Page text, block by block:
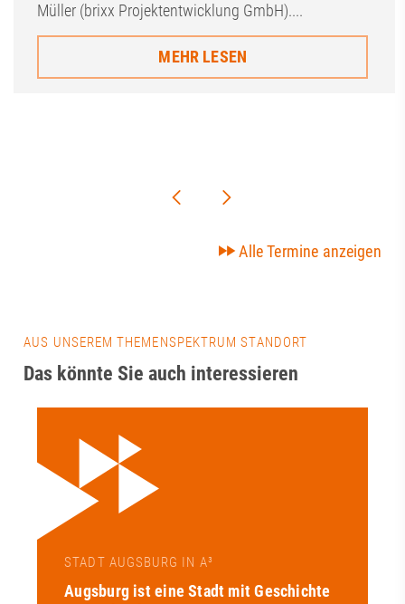
Müller (brixx Projektentwicklung GmbH)....
MEHR LESEN
Alle Termine anzeigen
AUS UNSEREM THEMENSPEKTRUM STANDORT
Das könnte Sie auch interessieren
STADT AUGSBURG IN A³
Augsburg ist eine Stadt mit Geschichte